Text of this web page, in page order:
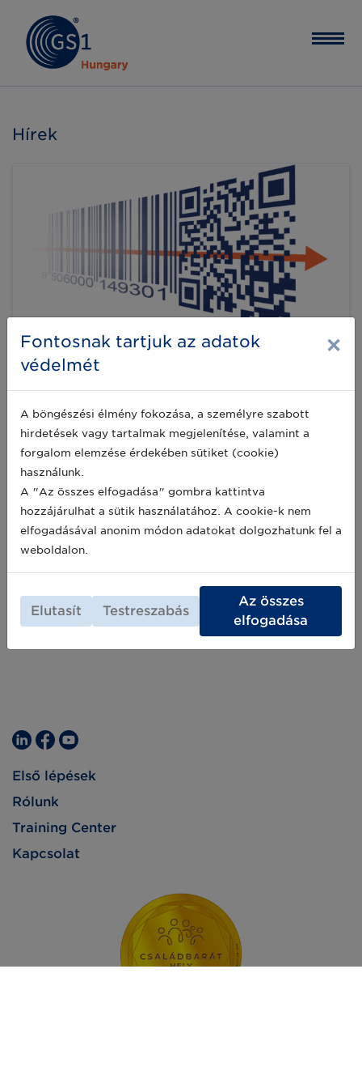
Hírek
A kereskedelmi és fogyasztói
kódokra történő áttérést
50 évvel azután, hogy az első vonalkódot
beolvasták, a világ legnagyobb vállalatainak 22
felsővezetője aláírt egy globális közös
nyilatkozatot, amely a GS1 szabványokkal
ellátott QR-kódokra való áttérést szorgalmazza
a fogyasztói élmény forradalmasítása
érdekében.
2024-06-27
Archív hírek >>
Első lépések
Rólunk
Training Center
Kapcsolat
Fontosnak tartjuk az adatok
védelmét
×
A böngészési élmény fokozása, a személyre szabott
hirdetések vagy tartalmak megjelenítése, valamint a
forgalom elemzése érdekében sütiket (cookie)
használunk.
A "Az összes elfogadása" gombra kattintva
hozzájárulhat a sütik használatához. A cookie-k nem
elfogadásával anonim módon adatokat dolgozhatunk fel a
weboldalon.
Elutasít Testreszabás
Az összes
elfogadása